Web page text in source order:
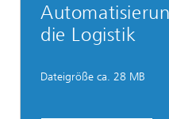
die Logistik
Dateigröße ca. 28 MB